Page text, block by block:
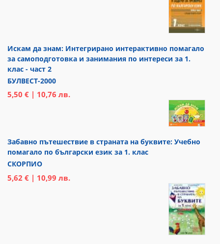
Искам да знам: Интегрирано интерактивно помагало
за самоподготовка и занимания по интереси за 1.
клас - част 2
БУЛВЕСТ-2000
5,50 € | 10,76 лв.
Забавно пътешествие в страната на буквите: Учебно
помагало по български език за 1. клас
СКОРПИО
5,62 € | 10,99 лв.